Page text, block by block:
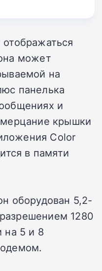
может
на
панелька
и
мерцание крышки
Color
в памяти
оборудован 5,2-
1280
на 5 и 8